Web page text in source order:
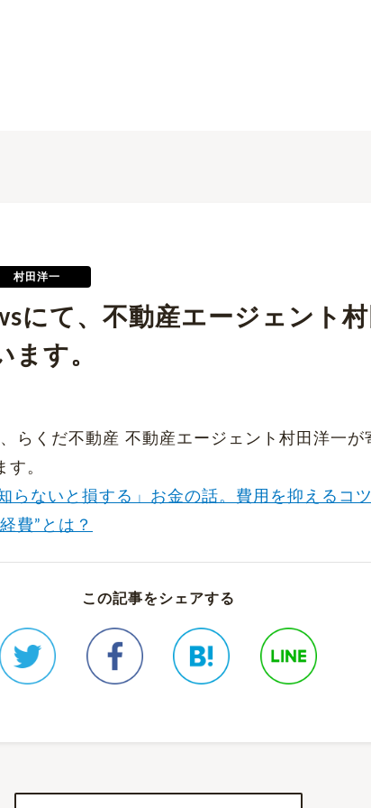
村田洋一
にて、不動産エージェント
ます。
らくだ不動産 不動産エージェント村田洋一が
す。
らないと損する」お金の話。費用を抑えるコ
費”とは？
この記事をシェアする